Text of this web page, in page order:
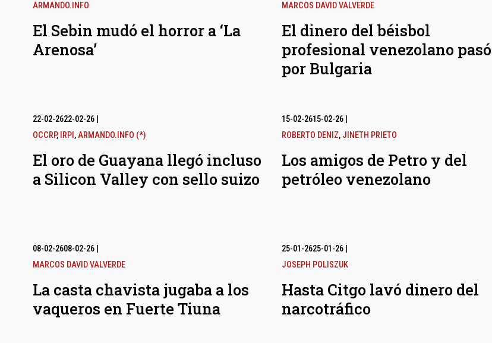
ARMANDO.INFO
El Sebin mudó el horror a ‘La
Arenosa’
MARCOS DAVID VALVERDE
El dinero del béisbol
profesional venezolano pasó
por Bulgaria
22-02-2622-02-26|
OCCRP, IRPI ,ARMANDO.INFO (*)
El oro de Guayana llegó incluso
a Silicon Valley con sello suizo
15-02-2615-02-26
ROBERTO DENIZ, JINETH PRIETO
Los amigos de Petro y del
petróleo venezolano
08-02-2608-02-26|
MARCOS DAVID VALVERDE
La casta chavista jugaba a los
vaqueros en Fuerte Tiuna
25-01-2625-01-26
JOSEPH POLISZUK
Hasta Citgo lavó dinero del
narcotráfico